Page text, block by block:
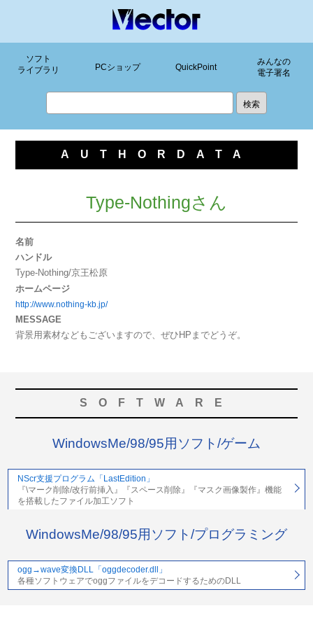
ソフト
ライブラリ
PCショップ QuickPoint
みんなの
電子署名
AUTHORDATA
Type-Nothingさん
名前
ハンドル
Type-Nothing/京王松原
ホームページ
http://www.nothing-kb.jp/
MESSAGE
背景用素材などもございますので、ぜひHPまでどうぞ。
SOFTWARE
WindowsMe/98/95用ソフト/ゲーム
NScr支援プログラム「LastEdition」
『\マーク削除/改行前挿入』『スペース削除』『マスク画像製作』機能
を搭載したファイル加工ソフト
WindowsMe/98/95用ソフト/プログラミング
ogg→wave変換DLL「oggdecoder.dll」
各種ソフトウェアでoggファイルをデコードするためのDLL